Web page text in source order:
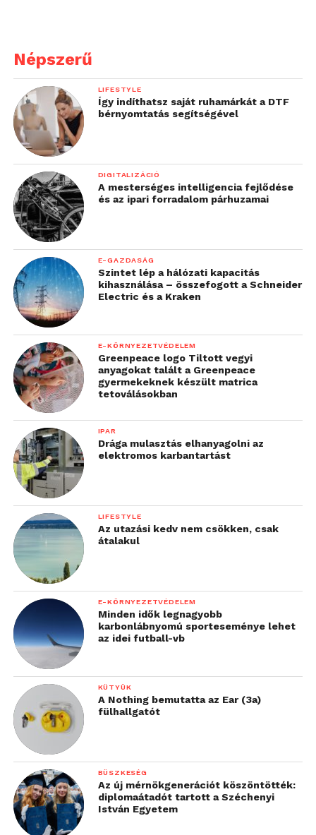
Népszerű
LIFESTYLE
Így indíthatsz saját ruhamárkát a DTF
bérnyomtatás segítségével
DIGITALIZÁCIÓ
A mesterséges intelligencia fejlődése
és az ipari forradalom párhuzamai
E-GAZDASÁG
Szintet lép a hálózati kapacitás
kihasználása – összefogott a Schneider
Electric és a Kraken
E-KÖRNYEZETVÉDELEM
Greenpeace logo Tiltott vegyi
anyagokat talált a Greenpeace
gyermekeknek készült matrica
tetoválásokban
IPAR
Drága mulasztás elhanyagolni az
elektromos karbantartást
LIFESTYLE
Az utazási kedv nem csökken, csak
átalakul
E-KÖRNYEZETVÉDELEM
Minden idők legnagyobb
karbonlábnyomú sporteseménye lehet
az idei futball-vb
KÜTYÜK
A Nothing bemutatta az Ear (3a)
fülhallgatót
BÜSZKESÉG
Az új mérnökgenerációt köszöntötték:
diplomaátadót tartott a Széchenyi
István Egyetem